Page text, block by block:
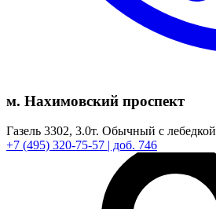
м. Нахимовский проспект
Газель 3302, 3.0т. Обычный с лебедкой
+7 (495) 320-75-57 | доб. 746